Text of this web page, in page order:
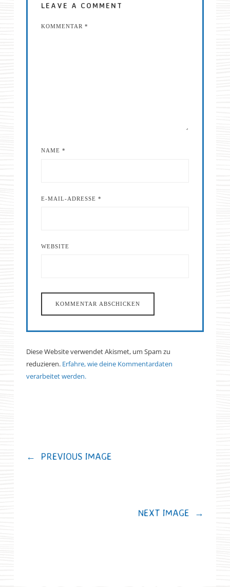
LEAVE A COMMENT
KOMMENTAR *
NAME *
E-MAIL-ADRESSE *
WEBSITE
Diese Website verwendet Akismet, um Spam zu
reduzieren. Erfahre, wie deine Kommentardaten
verarbeitet werden.
← PREVIOUS IMAGE
NEXT IMAGE →